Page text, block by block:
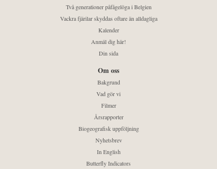
Två generationer påfågelöga i Belgien
Vackra fjärilar skyddas oftare än alldagliga
Kalender
Anmäl dig här!
Din sida
Om oss
Bakgrund
Vad gör vi
Filmer
Årsrapporter
Biogeografisk uppföljning
Nyhetsbrev
In English
Butterfly Indicators